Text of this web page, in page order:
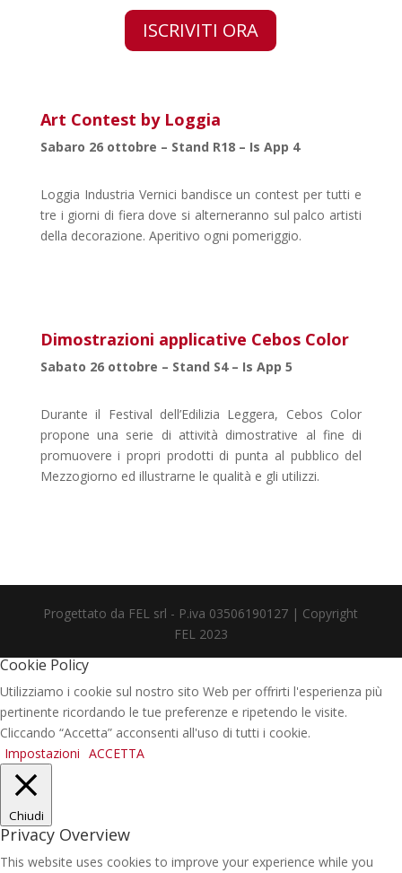
ISCRIVITI ORA
Art Contest by Loggia
Sabaro 26 ottobre – Stand R18 – Is App 4
Loggia Industria Vernici bandisce un contest per tutti e
tre i giorni di fiera dove si alterneranno sul palco artisti
della decorazione. Aperitivo ogni pomeriggio.
Dimostrazioni applicative Cebos Color
Sabato 26 ottobre – Stand S4 – Is App 5
Durante il Festival dell’Edilizia Leggera, Cebos Color
propone una serie di attività dimostrative al fine di
promuovere i propri prodotti di punta al pubblico del
Mezzogiorno ed illustrarne le qualità e gli utilizzi.
Progettato da FEL srl - P.iva 03506190127 | Copyright
FEL 2023
Cookie Policy
Utilizziamo i cookie sul nostro sito Web per offrirti l'esperienza più
pertinente ricordando le tue preferenze e ripetendo le visite.
Cliccando “Accetta” acconsenti all'uso di tutti i cookie.
Impostazioni ACCETTA
Chiudi
Privacy Overview
This website uses cookies to improve your experience while you